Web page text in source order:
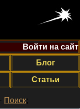
Войти на сайт
Блог
Статьи
· Поиск;